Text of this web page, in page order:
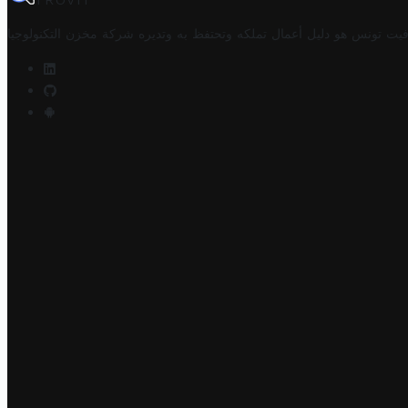
تونس هو دليل أعمال تملكه وتحتفظ به وتديره شركة مخزن التكنولوجيا